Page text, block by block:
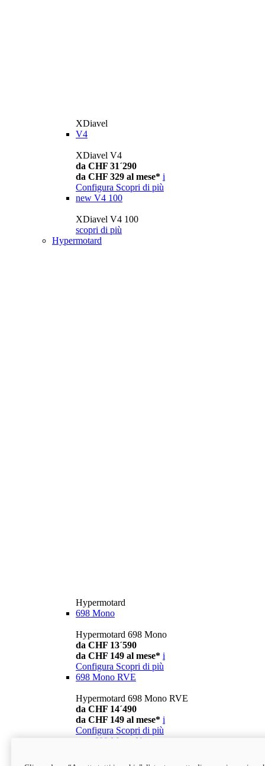
XDiavel
V4
XDiavel V4
da CHF 31´290
da CHF 329 al mese* i
Configura Scopri di più
new V4 100
XDiavel V4 100
scopri di più
Hypermotard
Hypermotard
698 Mono
Hypermotard 698 Mono
da CHF 13´590
da CHF 149 al mese* i
Configura Scopri di più
698 Mono RVE
Hypermotard 698 Mono RVE
da CHF 14´490
da CHF 149 al mese* i
Configura Scopri di più
698 Mono Nera
Hypermotard 698 Mono Nera